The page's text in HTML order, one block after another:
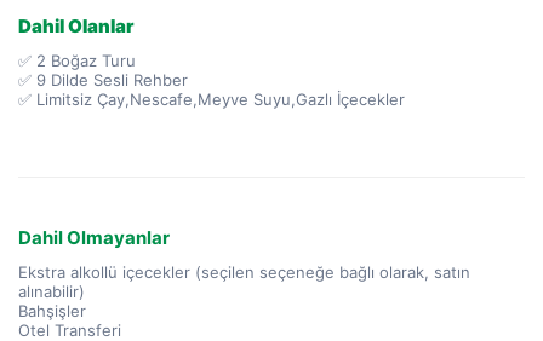
Dahil Olanlar
✅ 2 Boğaz Turu
✅ 9 Dilde Sesli Rehber
✅ Limitsiz Çay,Nescafe,Meyve Suyu,Gazlı İçecekler
Dahil Olmayanlar
Ekstra alkollü içecekler (seçilen seçeneğe bağlı olarak, satın
alınabilir)
Bahşişler
Otel Transferi